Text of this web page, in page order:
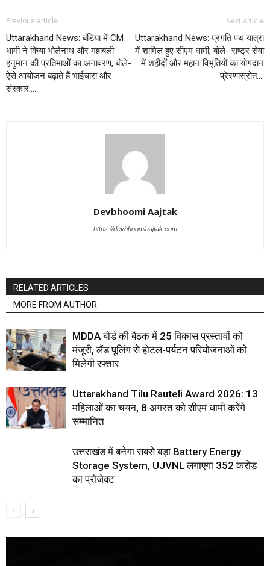
Previous article
Uttarakhand News: बंडिया में CM
धामी ने किया भोलेनाथ और महाबली
हनुमान की प्रतिमाओं का अनावरण, बोले-
ऐसे आयोजन बढ़ाते हैं भाईचारा और
संस्कार….
Next article
Uttarakhand News: प्रगति पथ यात्रा
में शामिल हुए सीएम धामी, बोले- राष्ट्र सेवा
में शहीदों और महान विभूतियों का योगदान
प्रेरणास्रोत….
Devbhoomi Aajtak
https://devbhoomiaajtak.com
RELATED ARTICLES
MORE FROM AUTHOR
MDDA बोर्ड की बैठक में 25 विकास प्रस्तावों को
मंजूरी, लैंड पूलिंग से होटल-पर्यटन परियोजनाओं को
मिलेगी रफ्तार
Uttarakhand Tilu Rauteli Award 2026: 13
महिलाओं का चयन, 8 अगस्त को सीएम धामी करेंगे
सम्मानित
उत्तराखंड में बनेगा सबसे बड़ा Battery Energy
Storage System, UJVNL लगाएगा 352 करोड़
का प्रोजेक्ट